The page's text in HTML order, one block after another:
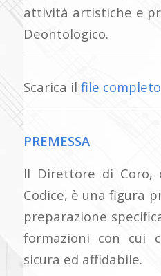
attività artistiche e
Deontologico.
Scarica il file completo
PREMESSA
Il Direttore di Coro,
Codice, è una figura
preparazione
formazioni con cui
sicura ed affidabile.